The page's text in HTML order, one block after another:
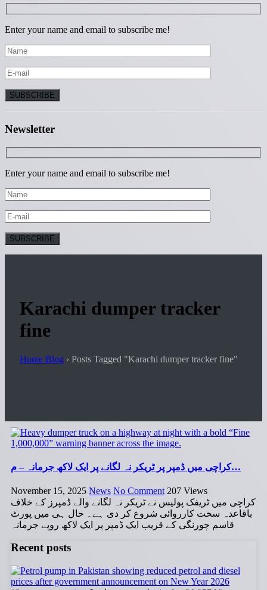
Enter your name and email to subscribe me!
Newsletter
Enter your name and email to subscribe me!
Karachi dumper tracker
fine
Home Blog › Posts Tagged "Karachi dumper tracker fine"
کراچی میں ڈمپر پر ٹریکر نہ لگانے پر ایک لاکھ جرمانہ – م…
November 15, 2025 News No Comment 207 Views
کراچی میں ٹریفک پولیس نے ٹریکر نہ لگانے والے ڈمپرز کے خلاف
باقاعدہ سخت کارروائی شروع کر دی ہے۔ حال ہی میں پورٹ
قاسم چورنگی کے قریب ایک ڈمپر پر ایک لاکھ روپے جرمانہ
Recent posts